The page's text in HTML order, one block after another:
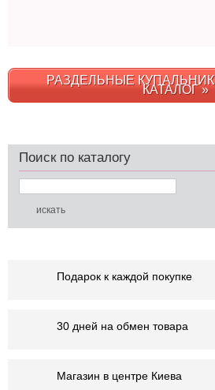
РАЗДЕЛЬНЫЕ
КАТАЛОГ »
Поиск по каталогу
Подарок к каждой покупке
30 дней на обмен товара
Магазин в центре Киева